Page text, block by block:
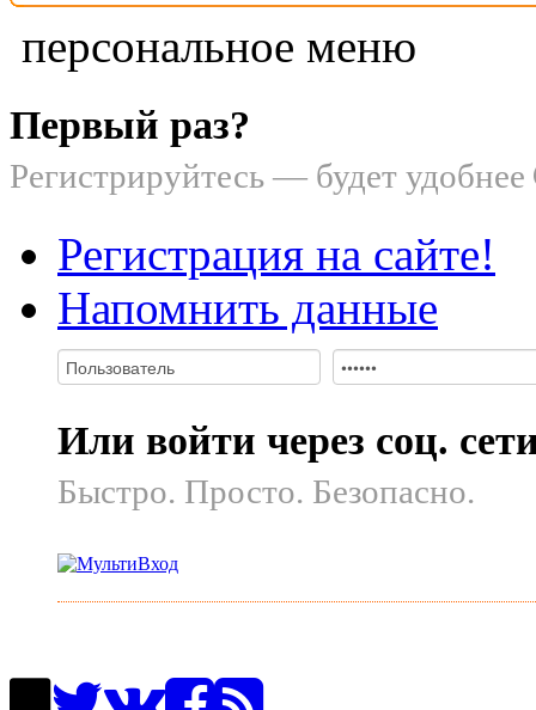
персональное меню
Первый раз?
Регистрируйтесь — будет удобнее
Регистрация на сайте!
Напомнить данные
Или войти через соц.
Быстро. Просто. Безопасно.